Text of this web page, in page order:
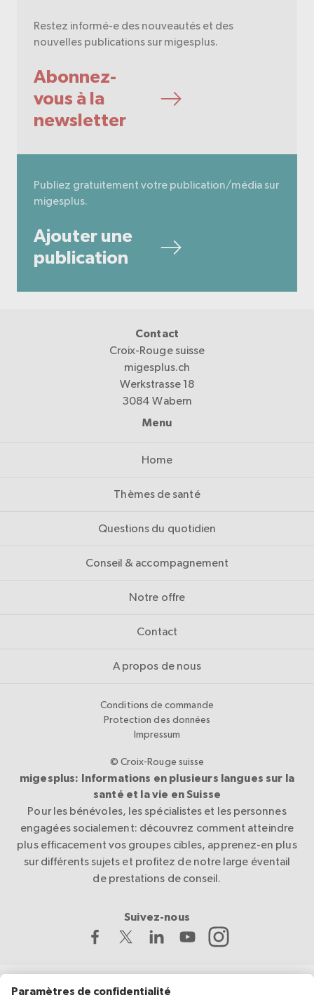
Restez informé-e des nouveautés et des
nouvelles publications sur migesplus.
Abonnez-
vous à la
newsletter
Publiez gratuitement votre publication/média sur
migesplus.
Ajouter une
publication
Contact
Croix-Rouge suisse
migesplus.ch
Werkstrasse 18
3084 Wabern
Menu
Home
Thèmes de santé
Questions du quotidien
Conseil & accompagnement
Notre offre
Contact
A propos de nous
Conditions de commande
Protection des données
Impressum
© Croix-Rouge suisse
migesplus: Informations en plusieurs langues sur la
santé et la vie en Suisse
Pour les bénévoles, les spécialistes et les personnes
engagées socialement: découvrez comment atteindre
plus efficacement vos groupes cibles, apprenez-en plus
sur différents sujets et profitez de notre large éventail
de prestations de conseil.
Suivez-nous